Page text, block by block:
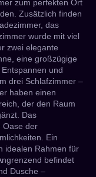
zum perfekten Ort
Zusätzlich finden
das
wurde mit viel
zwei elegante
eine großzügige
und
drei Schlafzimmer –
haben einen
der den Raum
Das
Oase der
Ein
idealen Rahmen für
befindet
Dusche –